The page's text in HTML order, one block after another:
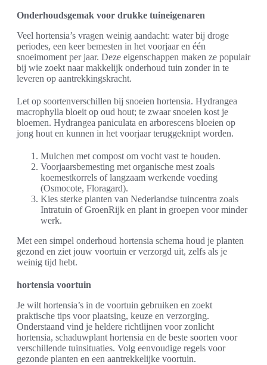
Onderhoudsgemak voor drukke tuineigenaren
Veel hortensia’s vragen weinig aandacht: water bij droge
periodes, een keer bemesten in het voorjaar en één
snoeimoment per jaar. Deze eigenschappen maken ze populair
bij wie zoekt naar makkelijk onderhoud tuin zonder in te
leveren op aantrekkingskracht.
Let op soortenverschillen bij snoeien hortensia. Hydrangea
macrophylla bloeit op oud hout; te zwaar snoeien kost je
bloemen. Hydrangea paniculata en arborescens bloeien op
jong hout en kunnen in het voorjaar teruggeknipt worden.
Mulchen met compost om vocht vast te houden.
Voorjaarsbemesting met organische mest zoals
koemestkorrels of langzaam werkende voeding
(Osmocote, Floragard).
Kies sterke planten van Nederlandse tuincentra zoals
Intratuin of GroenRijk en plant in groepen voor minder
werk.
Met een simpel onderhoud hortensia schema houd je planten
gezond en ziet jouw voortuin er verzorgd uit, zelfs als je
weinig tijd hebt.
hortensia voortuin
Je wilt hortensia’s in de voortuin gebruiken en zoekt
praktische tips voor plaatsing, keuze en verzorging.
Onderstaand vind je heldere richtlijnen voor zonlicht
hortensia, schaduwplant hortensia en de beste soorten voor
verschillende tuinsituaties. Volg eenvoudige regels voor
gezonde planten en een aantrekkelijke voortuin.